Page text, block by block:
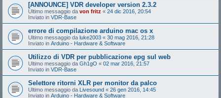
[ANNOUNCE] VDR developer version 2.3.2
Ultimo messaggio da von fritz « 24 dic 2016, 20:54
Inviato in VDR-Base
errore di compilazione arduino mac os x
Ultimo messaggio da luke2003 « 30 mag 2016, 21:28
Inviato in Arduino - Hardware & Software
Utilizzo di VDR per pubblicazione epg sul web
Ultimo messaggio da Gh1gO « 02 mar 2016, 21:57
Inviato in VDR-Base
Selettore ritorni XLR per monitor da palco
Ultimo messaggio da Livesound « 26 gen 2016, 14:45
Inviato in Arduino - Hardware & Software